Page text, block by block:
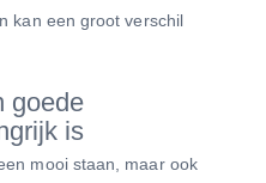
kan een groot verschil
goede
is
mooi staan, maar ook